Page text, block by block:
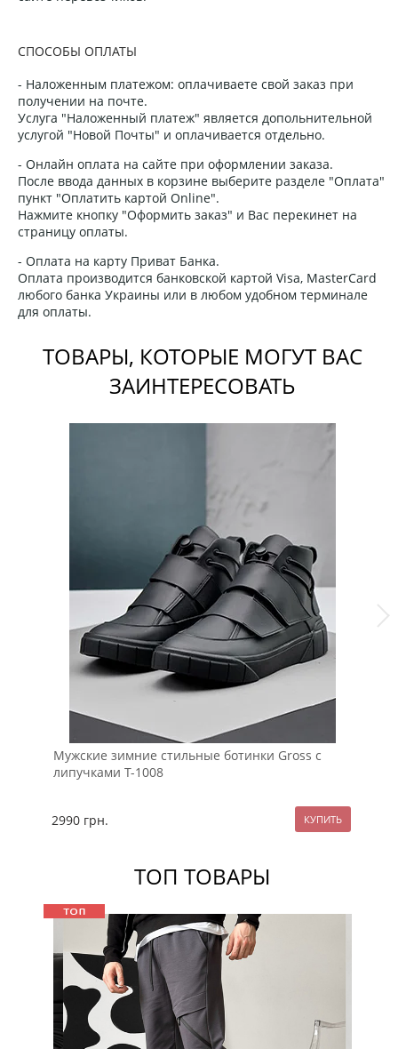
СПОСОБЫ ОПЛАТЫ
- Наложенным платежом: оплачиваете свой заказ при
получении на почте.
Услуга "Наложенный платеж" является допольнительной
услугой "Новой Почты" и оплачивается отдельно.
- Онлайн оплата на сайте при оформлении заказа.
После ввода данных в корзине выберите разделе "Оплата"
пункт "Оплатить картой Online".
Нажмите кнопку "Оформить заказ" и Вас перекинет на
страницу оплаты.
- Оплата на карту Приват Банка.
Оплата производится банковской картой Visa, MasterCard
любого банка Украины или в любом удобном терминале
для оплаты.
ТОВАРЫ, КОТОРЫЕ МОГУТ ВАС
ЗАИНТЕРЕСОВАТЬ
Мужские зимние стильные ботинки Gross с
липучками Т-1008
2990 грн.
ТОП ТОВАРЫ